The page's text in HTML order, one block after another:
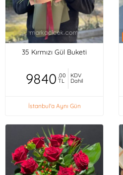
35 Kırmızı Gül Buketi
9840 ,00
TL
KDV
Dahil
İstanbul'a Aynı Gün